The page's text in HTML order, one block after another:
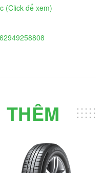
(Click để xem)